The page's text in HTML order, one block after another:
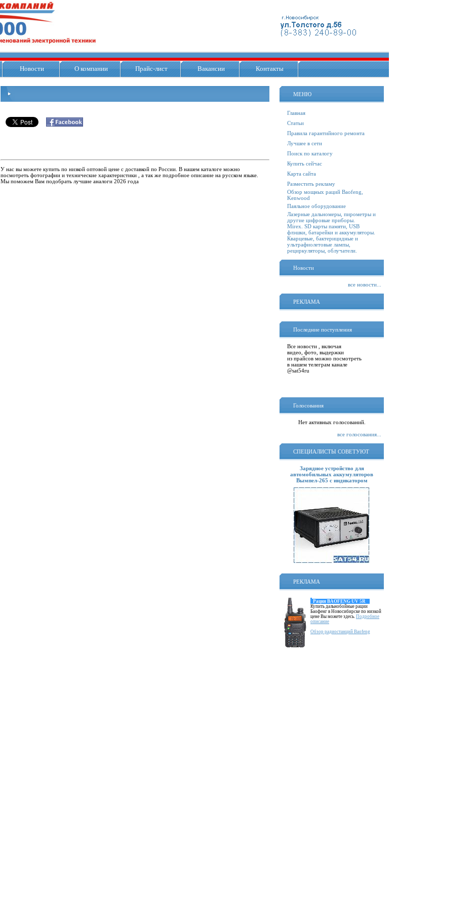
Новости О компании Прайс-лист Вакансии Контакты
У нас вы можете купить по низкой оптовой цене с доставкой по России. В нашем каталоге можно
посмотреть фотографии и технические характеристики , а так же подробное описание на русском языке.
Мы поможем Вам подобрать лучшие аналоги 2026 года
МЕНЮ
Главная
Статьи
Правила гарантийного ремонта
Лучшее в сети
Поиск по каталогу
Купить сейчас
Карта сайта
Разместить рекламу
Обзор мощных раций Baofeng,
Kenwood
Паяльное оборудование
Лазерные дальномеры, пирометры и
другие цифровые приборы.
Mirex. SD карты памяти, USB
флэшки, батарейки и аккумуляторы.
Кварцевые, бактерицидные и
ультрафиолетовые лампы,
рециркуляторы, облучатели.
Новости
все новости...
РЕКЛАМА
Последние поступления
Все новости , включая
видео, фото, выдержки
из прайсов можно посмотреть
в нашем телеграм канале
@sat54ru
Голосования
Нет активных голосований.
все голосования...
СПЕЦИАЛИСТЫ СОВЕТУЮТ
Зарядное устройство для
автомобильных аккумуляторов
Вымпел-265 с индикатором
РЕКЛАМА
Рация BAOFENG UV 5R
Купить дальнобойные рации
Баофенг в Новосибирске по низкой
цене Вы можете здесь. Подробное
описание
Обзор радиостанций Baofeng